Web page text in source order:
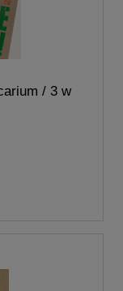
/ 3 w